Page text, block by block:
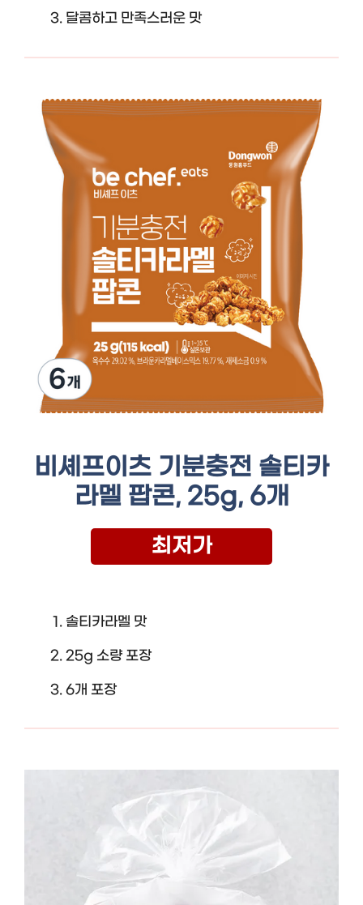
달콤하고 만족스러운 맛
비셰프이츠 기분충전 솔티카
라멜 팝콘, 25g, 6개
최저가
솔티카라멜 맛
25g 소량 포장
6개 포장